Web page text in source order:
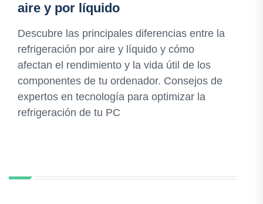
aire y por líquido
Descubre las principales diferencias entre la
refrigeración por aire y líquido y cómo
afectan el rendimiento y la vida útil de los
componentes de tu ordenador. Consejos de
expertos en tecnología para optimizar la
refrigeración de tu PC